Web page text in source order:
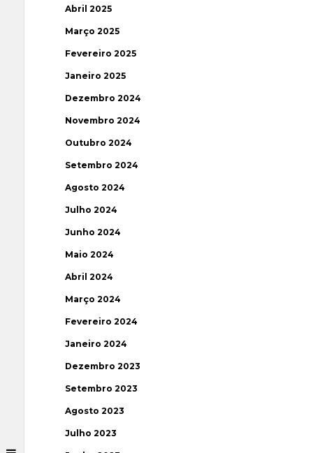
Abril 2025
Março 2025
Fevereiro 2025
Janeiro 2025
Dezembro 2024
Novembro 2024
Outubro 2024
Setembro 2024
Agosto 2024
Julho 2024
Junho 2024
Maio 2024
Abril 2024
Março 2024
Fevereiro 2024
Janeiro 2024
Dezembro 2023
Setembro 2023
Agosto 2023
Julho 2023